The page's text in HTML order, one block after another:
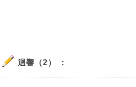
迴響（2） ：